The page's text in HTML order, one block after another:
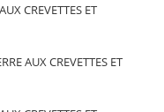
CREVETTES ET
AUX CREVETTES ET